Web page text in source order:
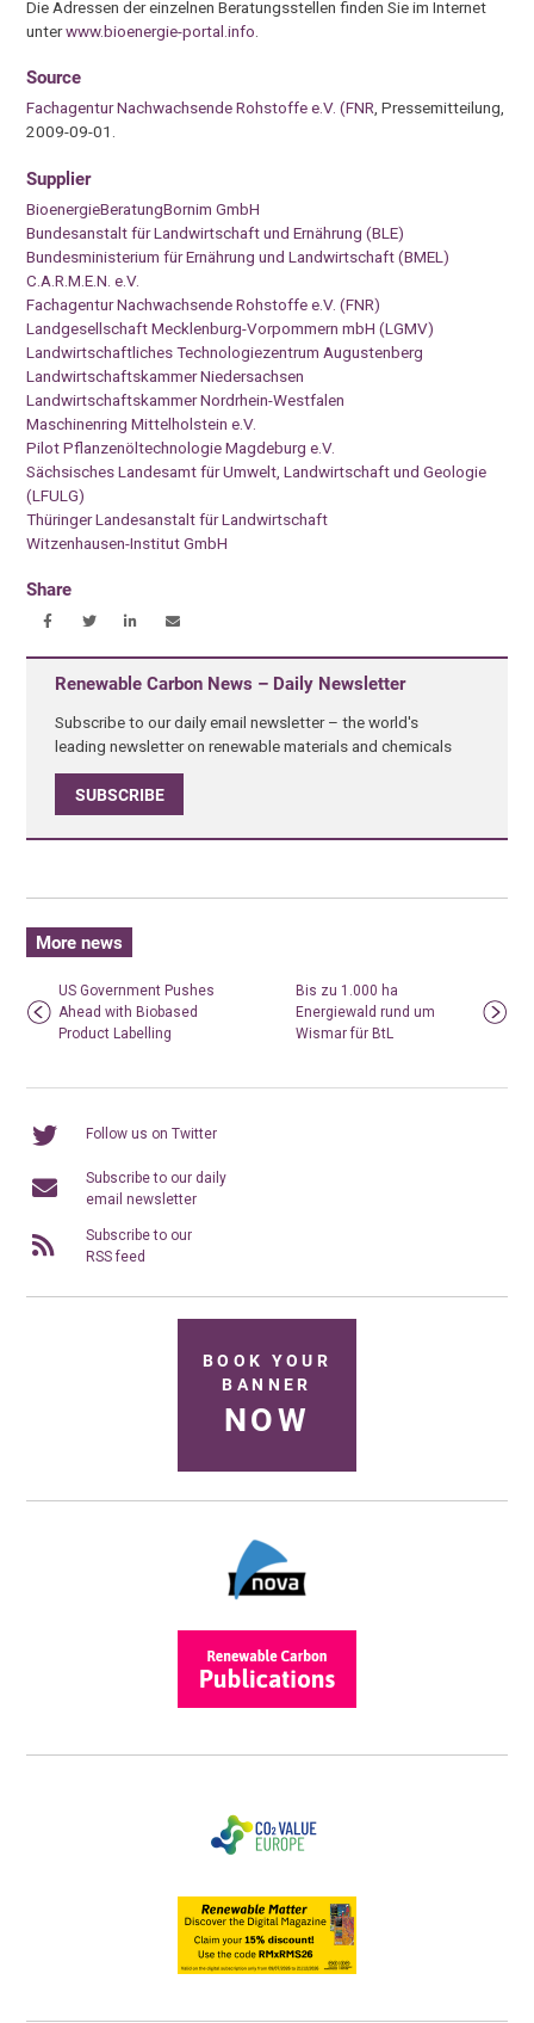
Die Adressen der einzelnen Beratungsstellen finden Sie im Internet
unterwww.bioenergie-portal.info
Source
Fachagentur Nachwachsende Rohstoffe e.V. (FNR, Pressemitteilung,
2009-09-01.
Supplier
BioenergieBeratungBornim GmbH
Bundesanstalt für Landwirtschaft und Ernährung (BLE)
Bundesministerium für Ernährung und Landwirtschaft (BMEL)
C.A.R.M.E.N. e.V.
Fachagentur Nachwachsende Rohstoffe e.V. (FNR)
Landgesellschaft Mecklenburg-Vorpommern mbH (LGMV)
Landwirtschaftliches Technologiezentrum Augustenberg
Landwirtschaftskammer Niedersachsen
Landwirtschaftskammer Nordrhein-Westfalen
Maschinenring Mittelholstein e.V.
Pilot Pflanzenöltechnologie Magdeburg e.V.
Sächsisches Landesamt für Umwelt, Landwirtschaft und Geologie
(LFULG)
Thüringer Landesanstalt für Landwirtschaft
Witzenhausen-Institut GmbH
Share
Renewable Carbon News – Daily Newsletter
Subscribe to our daily email newsletter – the world's
leading newsletter on renewable materials and chemicals
SUBSCRIBE
More news
US Government Pushes
Ahead with Biobased
Product Labelling
Bis zu 1.000 ha
Energiewald rund um
Wismar für BtL
Follow us on Twitter
Subscribe to our daily
email newsletter
Subscribe to our
RSS feed
BOOK YOUR
BANNER
NOW